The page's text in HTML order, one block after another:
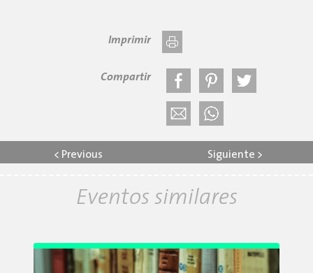
Imprimir
Compartir
< Previous Siguiente >
Eventos similares